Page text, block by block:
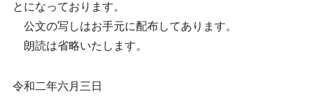
とになっております。
公文の写しはお手元に配布してあります。
朗読は省略いたします。
令和二年六月三日